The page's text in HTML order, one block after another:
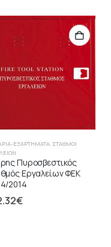
ΕΞΑΡΤΉΜΑΤΑ, ΣΤΑΘΜΟΊ
Πυροσβεστικός
Εργαλείων ΦΕΚ
2014
€